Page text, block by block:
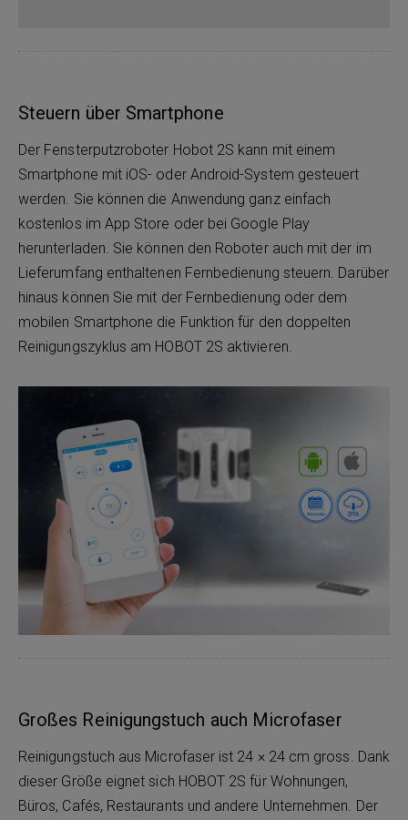
Steuern über Smartphone
Der Fensterputzroboter Hobot 2S kann mit einem
Smartphone mit iOS- oder Android-System gesteuert
werden. Sie können die Anwendung ganz einfach
kostenlos im App Store oder bei Google Play
herunterladen. Sie können den Roboter auch mit der im
Lieferumfang enthaltenen Fernbedienung steuern. Darüber
hinaus können Sie mit der Fernbedienung oder dem
mobilen Smartphone die Funktion für den doppelten
Reinigungszyklus am HOBOT 2S aktivieren.
Großes Reinigungstuch auch Microfaser
Reinigungstuch aus Microfaser ist 24 × 24 cm gross. Dank
dieser Größe eignet sich HOBOT 2S für Wohnungen,
Büros, Cafés, Restaurants und andere Unternehmen. Der